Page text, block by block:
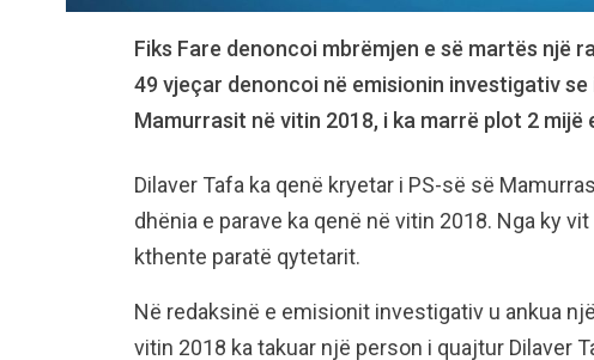
Fiks Fare denoncoi mbrëmjen e së martës një
49 vjeçar denoncoi në emisionin investigativ
Mamurrasit në vitin 2018, i ka marrë plot 2 mijë
Dilaver Tafa ka qenë kryetar i PS-së së
dhënia e parave ka qenë në vitin 2018. Nga ky
kthente paratë qytetarit.
Në redaksinë e emisionit investigativ u ankua
vitin 2018 ka takuar një person i quajtur Dilaver